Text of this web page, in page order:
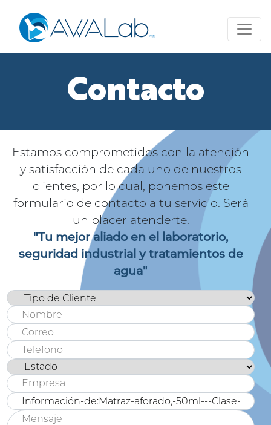
Contacto
Estamos comprometidos con la atención
y satisfacción de cada uno de nuestros
clientes, por lo cual, ponemos este
formulario de contacto a tu servicio. Será
un placer atenderte.
"Tu mejor aliado en el laboratorio,
seguridad industrial y tratamientos de
agua"